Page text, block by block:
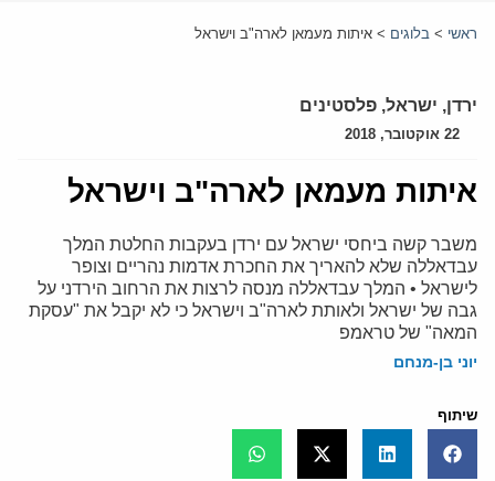
ראשי > בלוגים > איתות מעמאן לארה"ב וישראל
ירדן, ישראל, פלסטינים
22 אוקטובר, 2018
איתות מעמאן לארה"ב וישראל
משבר קשה ביחסי ישראל עם ירדן בעקבות החלטת המלך
עבדאללה שלא להאריך את החכרת אדמות נהריים וצופר
לישראל • המלך עבדאללה מנסה לרצות את הרחוב הירדני על
גבה של ישראל ולאותת לארה"ב וישראל כי לא יקבל את "עסקת
המאה" של טראמפ
יוני בן-מנחם
שיתוף